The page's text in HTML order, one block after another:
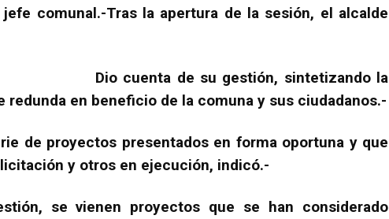
comunal.-Tras la apertura de la sesión, el alcalde
Dio cuenta de su gestión, sintetizando la
redunda en beneficio de la comuna y sus ciudadanos.-
de proyectos presentados en forma oportuna y que
y otros en ejecución, indicó.-
se vienen proyectos que se han considerado